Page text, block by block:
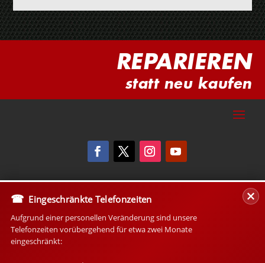
REPARIEREN
statt neu kaufen
Eingeschränkte Telefonzeiten
Aufgrund einer personellen Veränderung sind unsere
Telefonzeiten vorübergehend für etwa zwei Monate
eingeschränkt: